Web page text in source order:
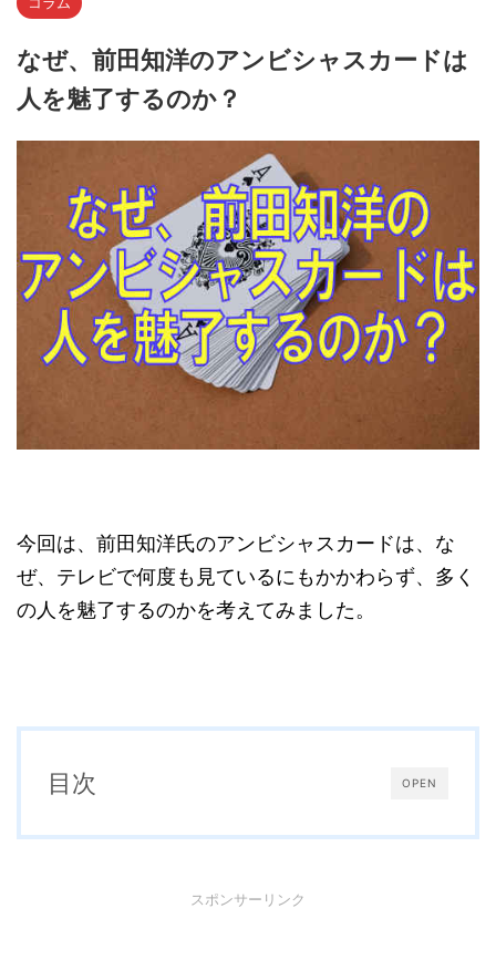
なぜ、前田知洋のアンビシャスカードは
人を魅了するのか？
今回は、前田知洋氏のアンビシャスカードは、な
ぜ、テレビで何度も見ているにもかかわらず、多く
の人を魅了するのかを考えてみました。
OPEN
目次
スポンサーリンク